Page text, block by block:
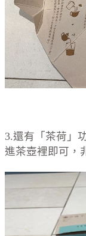
3.還有「茶荷」
進茶壺裡即可，